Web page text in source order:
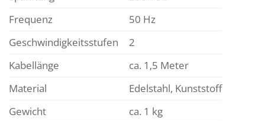
Frequenz
50 Hz
Geschwindigkeitsstufen
2
Kabellänge
ca. 1,5 Meter
Material
Edelstahl, Kunststoff
Gewicht
ca. 1 kg